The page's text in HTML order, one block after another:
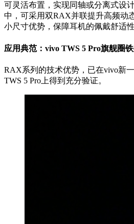
可灵活布置，实现同轴或分离式设
中，可采用双RAX并联提升高频动
小尺寸优势，保障耳机的佩戴舒适性
应用典范：vivo TWS 5 Pro旗舰圈
RAX系列的技术优势，已在vivo新
TWS 5 Pro上得到充分验证。